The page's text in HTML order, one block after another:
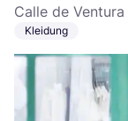
Calle de
Kleidung